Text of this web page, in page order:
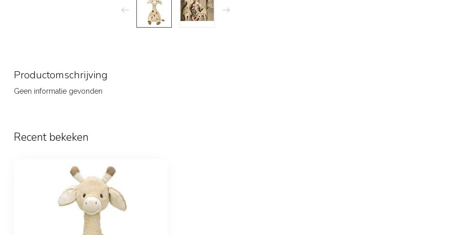
Productomschrijving
Geen informatie gevonden
Recent bekeken